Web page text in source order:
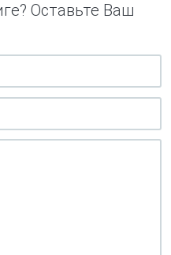
Оставьте Ваш